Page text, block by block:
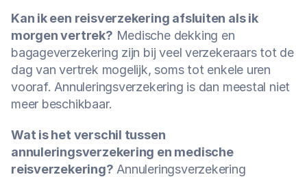
Kan ik een reisverzekering afsluiten als ik
morgen vertrek? Medische dekking en
bagageverzekering zijn bij veel verzekeraars tot de
dag van vertrek mogelijk, soms tot enkele uren
vooraf. Annuleringsverzekering is dan meestal niet
meer beschikbaar.
Wat is het verschil tussen
annuleringsverzekering en medische
reisverzekering? Annuleringsverzekering